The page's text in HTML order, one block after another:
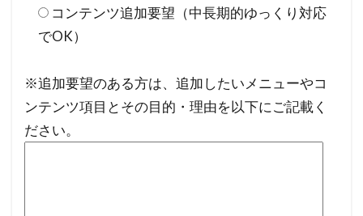
コンテンツ追加要望（中長期的ゆっくり対応
でOK）
※追加要望のある方は、追加したいメニューやコ
ンテンツ項目とその目的・理由を以下にご記載く
ださい。